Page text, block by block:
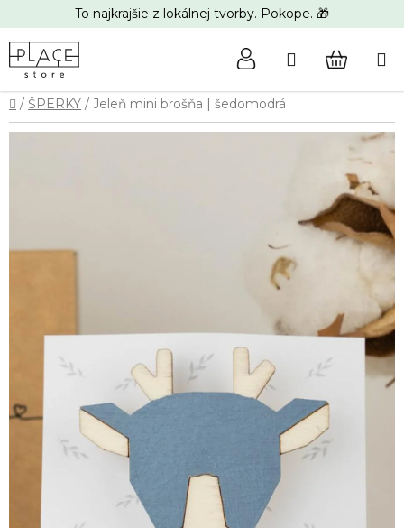
na
obsah
To najkrajšie z lokálnej tvorby. Pokope. 🎁
Hľadať
Domov
/ ŠPERKY / Jeleň mini brošňa | šedomodrá